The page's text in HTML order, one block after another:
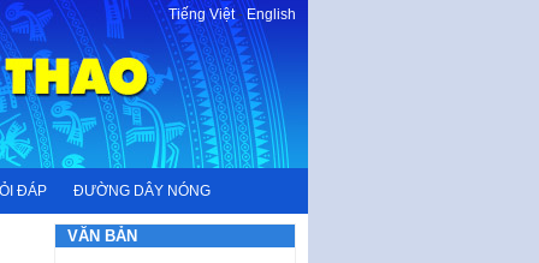
Tiếng Việt-English
ĐÁP ĐƯỜNG DÂY NÓNG
VĂN BẢN
Quy định về nghiên cứu, ứng
dụng khoa học, công nghệ, đổi
mới sáng tạo và chuyển…
Quy định chi tiết và hướng dẫn
thi hành một số điều của Luật Lý
lịch tư…
Sửa đổi, bổ sung một số nội
dung tại Nghị quyết số 30/NQ-
CP ngày 24 tháng 02…